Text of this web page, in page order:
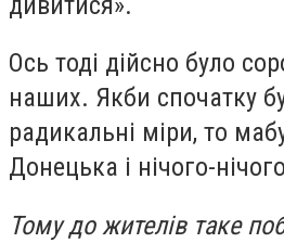
Ось тоді дійсно було
наших. Якби спочатку
радикальні міри, то
Донецька і нічого-
Тому до жителів таке